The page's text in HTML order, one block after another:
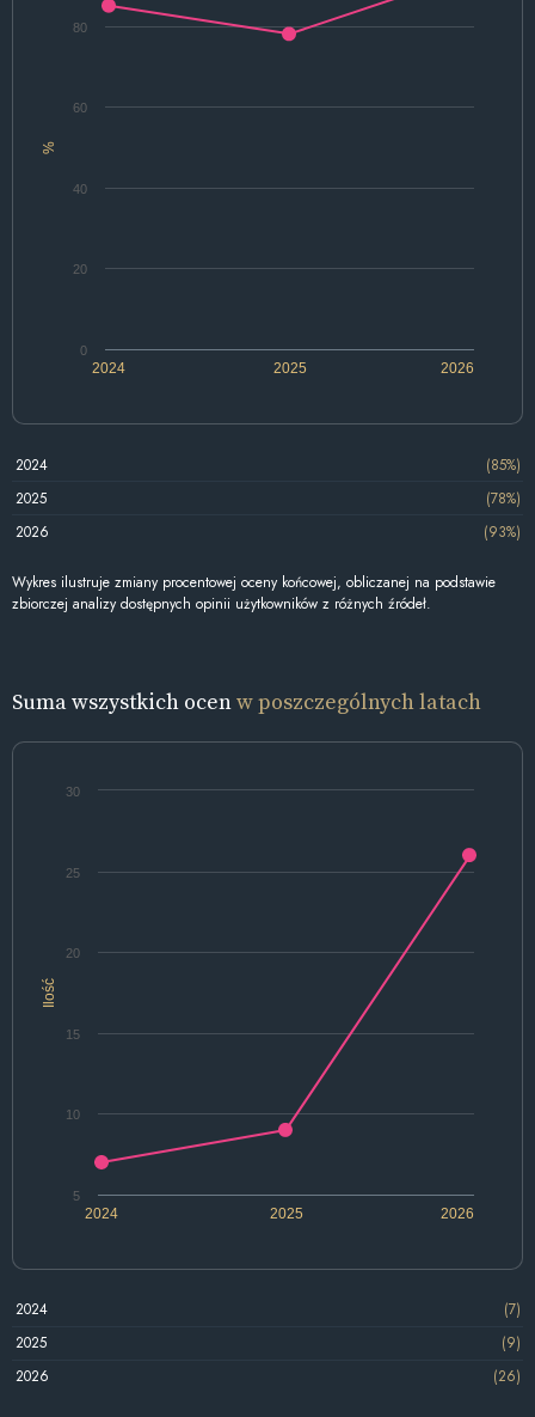
%
2024 2025 2026
0
20
40
60
80
2024
(85%)
2025
(78%)
2026
(93%)
Wykres ilustruje zmiany procentowej oceny końcowej, obliczanej na podstawie
zbiorczej analizy dostępnych opinii użytkowników z różnych źródeł.
Suma wszystkich ocenw poszczególnych latach
Ilość
2024 2025 2026
5
10
15
20
25
30
2024
(7)
2025
(9)
2026
(26)